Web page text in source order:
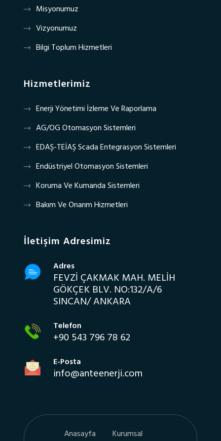
Misyonumuz
Vizyonumuz
Bilgi Toplum Hizmetleri
Hizmetlerimiz
Enerji Yönetimi İzleme Ve Raporlama
AG/OG Otomasyon Sistemleri
EDAŞ-TEİAŞ Scada Entegrasyon Sistemleri
Endüstriyel Otomasyon Sistemleri
Koruma Ve Kumanda Sistemleri
Bakım Ve Onarım Hizmetleri
İletişim Adresimiz
Adres
FEVZİ ÇAKMAK MAH. MELİH
GÖKÇEK BLV. NO:132/A/6
SINCAN/ ANKARA
Telefon
+90 543 796 78 62
E-Posta
info@anteenerji.com
Anasayfa Kurumsal